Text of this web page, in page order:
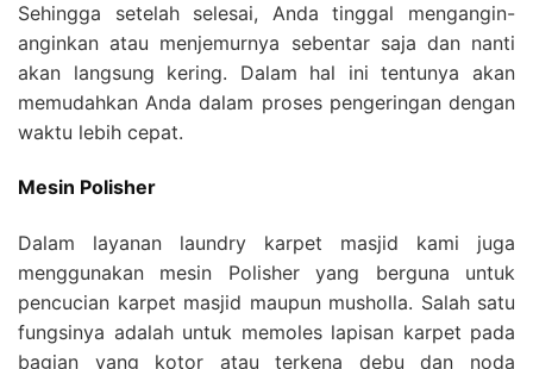
Sehingga setelah selesai, Anda tinggal mengangin-
anginkan atau menjemurnya sebentar saja dan nanti
akan langsung kering. Dalam hal ini tentunya akan
memudahkan Anda dalam proses pengeringan dengan
waktu lebih cepat.
Mesin Polisher
Dalam layanan laundry karpet masjid kami juga
menggunakan mesin Polisher yang berguna untuk
pencucian karpet masjid maupun musholla. Salah satu
fungsinya adalah untuk memoles lapisan karpet pada
bagian yang kotor atau terkena debu dan noda